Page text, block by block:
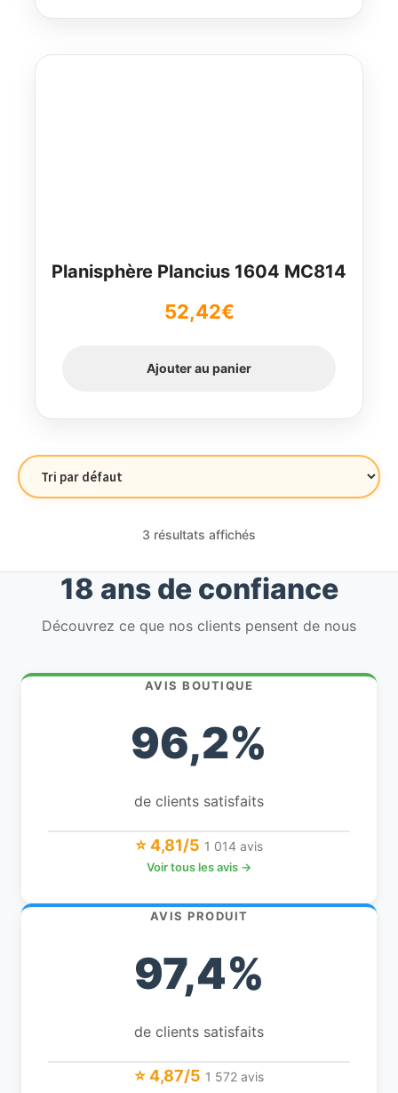
Planisphère Plancius 1604 MC814
52,42€
Ajouter au panier
3 résultats affichés
18 ans de confiance
Découvrez ce que nos clients pensent de nous
AVIS BOUTIQUE
96,2%
de clients satisfaits
⭐ 4,81/5 1 014 avis
Voir tous les avis →
AVIS PRODUIT
97,4%
de clients satisfaits
⭐ 4,87/5 1 572 avis